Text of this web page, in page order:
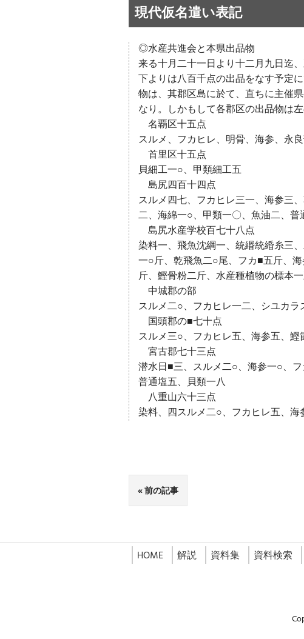
現代仮名遣い表記
◎水産共進会と本県出品物
来る十月二十一日より十二月九日迄
下よりは八百千点の出品をなす予定
物は、其郡区島に於て、直ちに主催
なり。しかもして各郡区の出品物は左
名覇区十五点
スルメ、フカヒレ、明骨、海参、永
首里区十五点
貝細工一○、甲類細工五
島尻四百十四点
スルメ四七、フカヒレ三一、海参三
二、海綿一○、甲類一〇、魚油二、
島尻水産学校百七十八点
染料一、飛魚沈綱一、統緡統緍糸三
一○斤、乾飛魚二○尾、フカ■五斤、
斤、鰹骨粉二斤、水産種植物の標本
中城郡の部
スルメ二○、フカヒレ一二、シユカ
国頭郡の■七十点
スルメ三○、フカヒレ五、海参五、鰹
宮古郡七十三点
潜水日■三、スルメ二○、海参一○、
普通塩五、貝類一八
八重山六十三点
染料、四スルメ二○、フカヒレ五、
前の記事
HOME 解説 資料集 資料検索